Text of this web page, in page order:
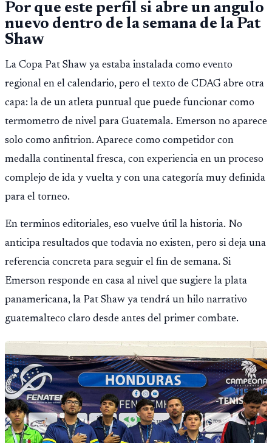
Por que este perfil si abre un angulo
nuevo dentro de la semana de la Pat
Shaw
La Copa Pat Shaw ya estaba instalada como evento
regional en el calendario, pero el texto de CDAG abre otra
capa: la de un atleta puntual que puede funcionar como
termometro de nivel para Guatemala. Emerson no aparece
solo como anfitrion. Aparece como competidor con
medalla continental fresca, con experiencia en un proceso
complejo de ida y vuelta y con una categoría muy definida
para el torneo.
En terminos editoriales, eso vuelve útil la historia. No
anticipa resultados que todavia no existen, pero si deja una
referencia concreta para seguir el fin de semana. Si
Emerson responde en casa al nivel que sugiere la plata
panamericana, la Pat Shaw ya tendrá un hilo narrativo
guatemalteco claro desde antes del primer combate.